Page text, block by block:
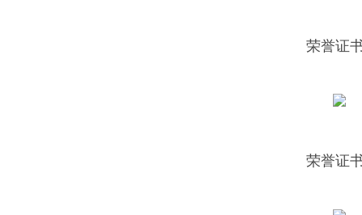
荣誉证
荣誉证